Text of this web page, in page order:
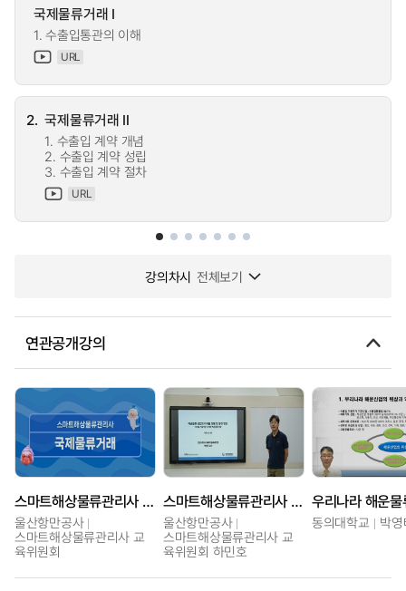
국제물류거래 Ⅰ
1. 수출입통관의 이해
URL
2. 국제물류거래 Ⅱ
1. 수출입 계약 개념
2. 수출입 계약 성립
3. 수출입 계약 절차
URL
강의차시 전체보기
연관공개강의
스마트해상물류관리사 교육과정
울산항만공사
스마트해상물류관리사 교
육위원회
스마트해상물류관리사 보수교육과정
울산항만공사
스마트해상물류관리사 교
육위원회 하민호
동의대학교 박